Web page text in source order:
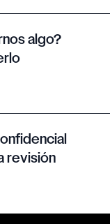
algo?
revisión